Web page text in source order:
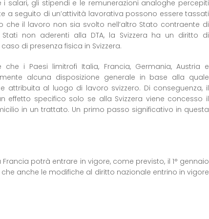
salari, gli stipendi e le remunerazioni analoghe percepiti
a seguito di un’attività lavorativa possono essere tassati
che il lavoro non sia svolto nell’altro Stato contraente di
non aderenti alla DTA, la Svizzera ha un diritto di
di presenza fisica in Svizzera.
i Paesi limitrofi Italia, Francia, Germania, Austria e
alcuna disposizione generale in base alla quale
attribuita al luogo di lavoro svizzero. Di conseguenza, il
specifico solo se alla Svizzera viene concesso il
in un trattato. Un primo passo significativo in questa
potrà entrare in vigore, come previsto, il 1° gennaio
anche le modifiche al diritto nazionale entrino in vigore